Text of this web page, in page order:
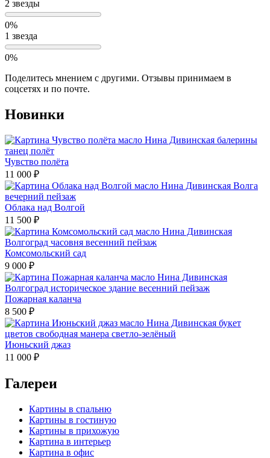
2 звезды
0%
1 звезда
0%
Поделитесь мнением с другими. Отзывы принимаем в
соцсетях и по почте.
Новинки
Чувство полёта
11 000 ₽
Облака над Волгой
11 500 ₽
Комсомольский сад
9 000 ₽
Пожарная каланча
8 500 ₽
Июньский джаз
11 000 ₽
Галереи
Картины в спальню
Картины в гостиную
Картины в прихожую
Картина в интерьер
Картина в офис